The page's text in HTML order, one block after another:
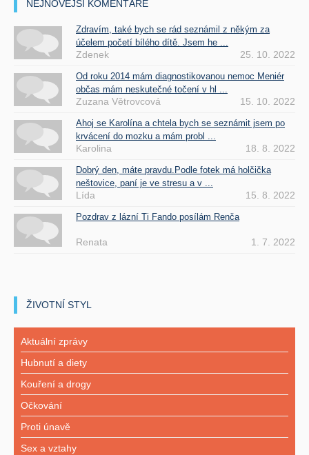
NEJNOVĚJŠÍ KOMENTÁŘE
Zdravím, také bych se rád seznámil z někým za
účelem početí bílého dítě. Jsem he ...
Zdenek 25. 10. 2022
Od roku 2014 mám diagnostikovanou nemoc Meniér
občas mám neskutečné točení v hl ...
Zuzana Větrovcová 15. 10. 2022
Ahoj se Karolína a chtela bych se seznámit jsem po
krvácení do mozku a mám probl ...
Karolina 18. 8. 2022
Dobrý den, máte pravdu.Podle fotek má holčička
neštovice, paní je ve stresu a v ...
Lída 15. 8. 2022
Pozdrav z lázní Ti Fando posílám Renča
Renata 1. 7. 2022
ŽIVOTNÍ STYL
Aktuální zprávy
Hubnutí a diety
Kouření a drogy
Očkování
Proti únavě
Sex a vztahy